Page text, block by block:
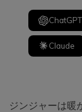
ChatGPT
Claude
ジンジャーは暖